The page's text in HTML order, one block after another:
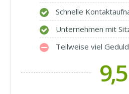
Schnelle
Unternehmen mit
Teilweise viel
9,5